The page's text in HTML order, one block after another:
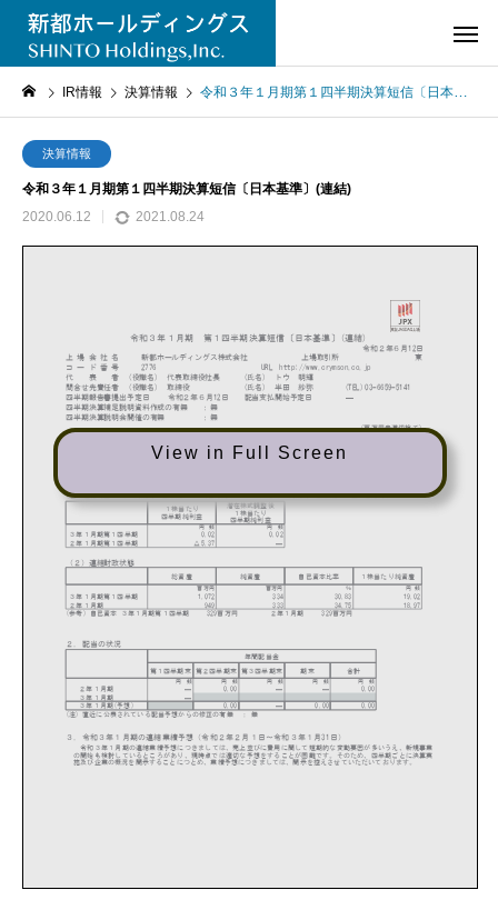
IR情報 決算情報 令和３年１月期第１四半期決算短信〔日本基準〕(連結)
決算情報
令和３年１月期第１四半期決算短信〔日本基準〕(連結)
2020.06.12
2021.08.24
View in Full Screen